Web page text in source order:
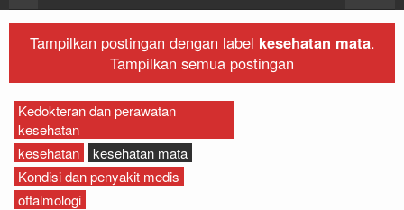
Siswa menjadi Garda Terdepan Litersi Digital
Tampilkan postingan dengan label kesehatan mata.
Tampilkan semua postingan
Kedokteran dan perawatan
kesehatan
kesehatan
kesehatan mata
Kondisi dan penyakit medis
oftalmologi
SEKILAS INFO